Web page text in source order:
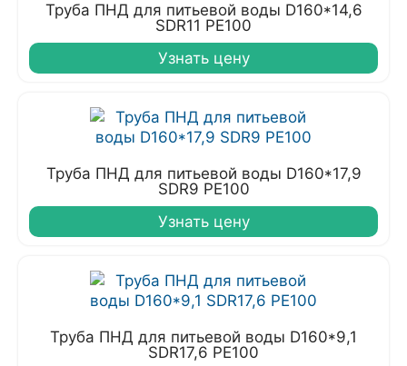
Труба ПНД для питьевой воды D160*14,6
SDR11 PE100
Узнать цену
Труба ПНД для питьевой воды D160*17,9
SDR9 PE100
Узнать цену
Труба ПНД для питьевой воды D160*9,1
SDR17,6 PE100